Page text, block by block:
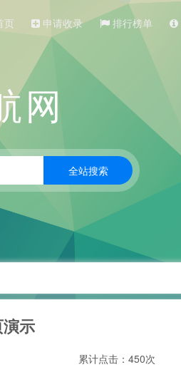
页 申请收录 排行榜单
网
示
累计点击：450次